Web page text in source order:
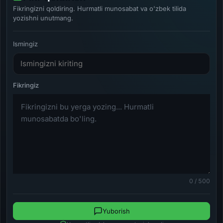
Fikringizni qoldiring. Hurmatli munosabat va o'zbek tilida
yozishni unutmang.
Ismingiz
0 / 500
Yuborish